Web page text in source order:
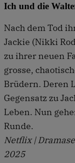
Ich und die
Nach dem Tod
Jackie (Nikki
zu ihrer neuen
grosse,
Brüdern. Deren
Gegensatz zu
Leben. Nun
Runde.
Netflix |
2025